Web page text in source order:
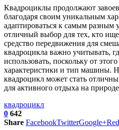
Квадроциклы продолжают
благодаря своим уникальным
адаптироваться к самым
отличный выбор для тех, кто
средство передвижения для
квадроцикла важно учитывать,
использовать, поскольку от
характеристики и тип машины.
квадроцикл может стать
для активного отдыха на
квадроцикл
0 642
Share FacebookTwitterGoogle+